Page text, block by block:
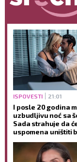
ISPOVESTI 21:01
I posle 20 godina
uzbudljivu noć sa
Sada strahuje da
uspomena uništiti